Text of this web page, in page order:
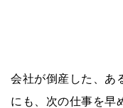
会社が倒産した、あ
にも、次の仕事を早